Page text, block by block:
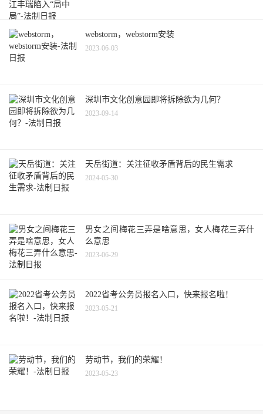
webstorm，webstorm安装
2023-06-03
深圳市文化创意园即将拆除欲为几何？
2023-09-14
天岳街道：关注征收矛盾背后的民生需求
2024-05-30
男女之间梅花三弄是啥意思，女人梅花三弄什
么意思
2023-06-29
2022省考公务员报名入口，快来报名啦！
2023-05-21
劳动节，我们的荣耀！
2023-05-23